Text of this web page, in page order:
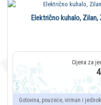
Električno kuhalo, Zilan,
Gotovina, pouzeće, virman i